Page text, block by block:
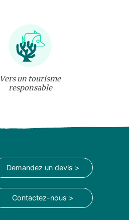
Vers un tourisme
responsable
Demandez un devis >
Contactez-nous >